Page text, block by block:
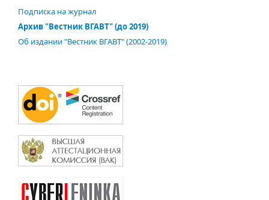
Подписка на журнал
Архив "Вестник ВГАВТ" (до 2019)
Об издании "Вестник ВГАВТ" (2002-2019)